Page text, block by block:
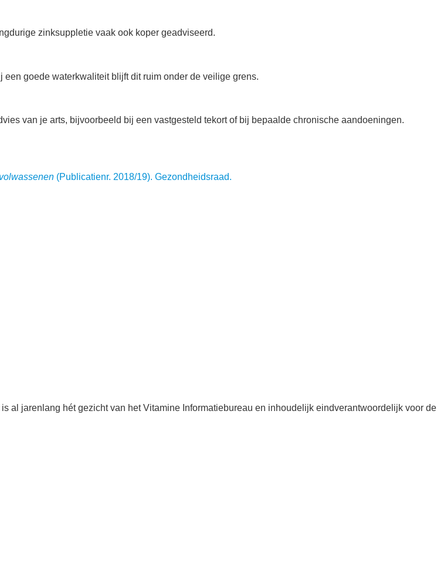
zinksuppletie vaak ook koper geadviseerd.
goede waterkwaliteit blijft dit ruim onder de veilige grens.
van je arts, bijvoorbeeld bij een vastgesteld tekort of bij bepaalde chronische aandoeningen.
(Publicatienr. 2018/19). Gezondheidsraad.
al jarenlang hét gezicht van het Vitamine Informatiebureau en inhoudelijk eindverantwoordelijk voor de